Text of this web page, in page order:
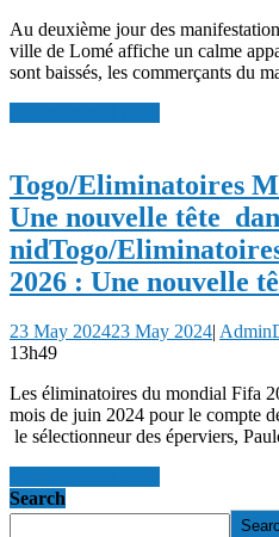
Au deuxième jour des manifestations du 26, 27, 28 juin 2025, la
ville de Lomé affiche un calme
sont baissés, les commerçants du
Togo/Eliminatoires
Une nouvelle tête
nidTogo/
2026 : Une nouvelle
23 May 202423 May 2024
13h49
Les éliminatoires du mondial Fifa 2026 reprennent en ce début du
mois de juin 2024 pour le compte
le sélectionneur des éperviers,
Search